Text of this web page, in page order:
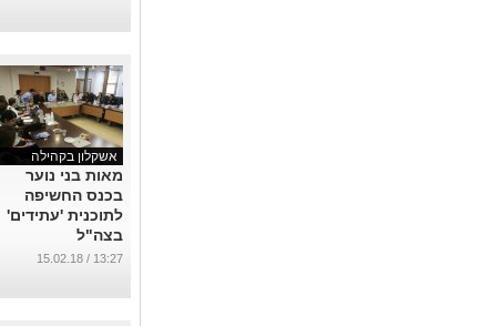
אשקלון בקהילה
מאות בני נוער
בכנס החשיפה
לתוכנית 'עתידים'
בצה"ל
...
13:27 / 15.02.18